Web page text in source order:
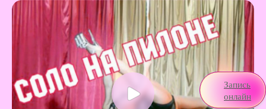
Запись
онлайн